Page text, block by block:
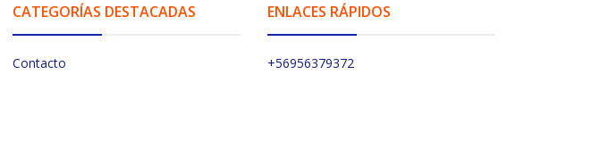
CATEGORÍAS DESTACADAS
Contacto
ENLACES RÁPIDOS
+56956379372